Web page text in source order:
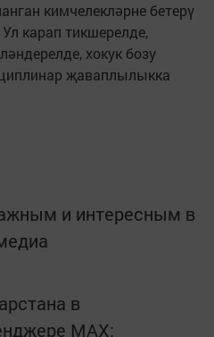
кимчелекләрне бетерү
карап тикшерелде,
хокук бозу
җаваплылыкка
и интересным в
в
MАХ: